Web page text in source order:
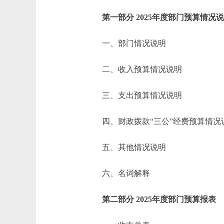
第一部分 2025年度部门预算情况
一、部门情况说明
二、收入预算情况说明
三、支出预算情况说明
四、财政拨款“三公”经费预算情况
五、其他情况说明
六、名词解释
第二部分 2025年度部门预算报表